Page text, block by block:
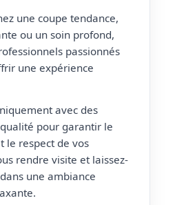
une coupe tendance,
ou un soin profond,
passionnés
une expérience
avec des
pour garantir le
le respect de vos
rendre visite et laissez-
une ambiance